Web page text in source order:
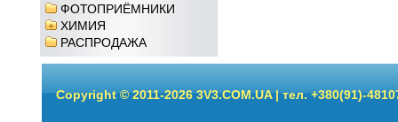
ФОТОПРИЁМНИКИ
ХИМИЯ
РАСПРОДАЖА
Copyright © 2011-2026 3V3.COM.UA | тел. +380(91)-